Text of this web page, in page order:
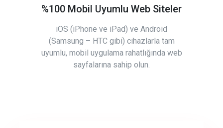
%100 Mobil Uyumlu Web Siteler
iOS (iPhone ve iPad) ve Android
(Samsung – HTC gibi) cihazlarla tam
uyumlu, mobil uygulama rahatlığında web
sayfalarına sahip olun.